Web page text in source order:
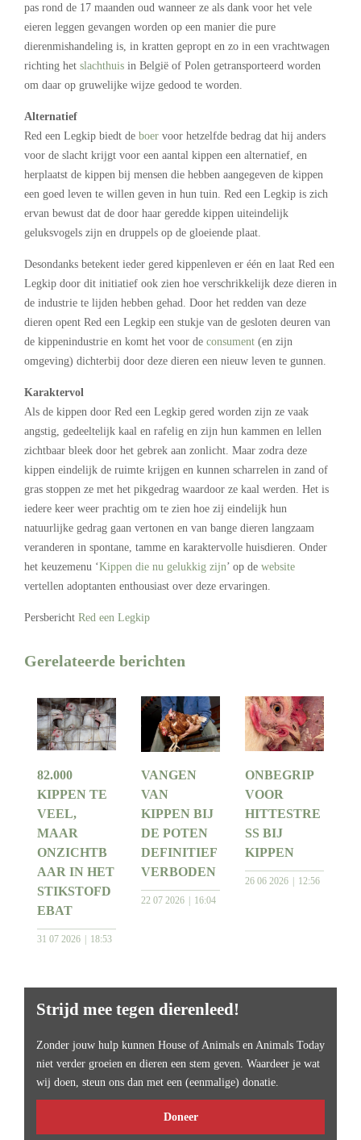
pas rond de 17 maanden oud wanneer ze als dank voor het vele
eieren leggen gevangen worden op een manier die pure
dierenmishandeling is, in kratten gepropt en zo in een vrachtwagen
richting het slachthuis in België of Polen getransporteerd worden
om daar op gruwelijke wijze gedood te worden.
Alternatief
Red een Legkip biedt de boer voor hetzelfde bedrag dat hij anders
voor de slacht krijgt voor een aantal kippen een alternatief, en
herplaatst de kippen bij mensen die hebben aangegeven de kippen
een goed leven te willen geven in hun tuin. Red een Legkip is zich
ervan bewust dat de door haar geredde kippen uiteindelijk
geluksvogels zijn en druppels op de gloeiende plaat.
Desondanks betekent ieder gered kippenleven er één en laat Red een
Legkip door dit initiatief ook zien hoe verschrikkelijk deze dieren in
de industrie te lijden hebben gehad. Door het redden van deze
dieren opent Red een Legkip een stukje van de gesloten deuren van
de kippenindustrie en komt het voor de consument (en zijn
omgeving) dichterbij door deze dieren een nieuw leven te gunnen.
Karaktervol
Als de kippen door Red een Legkip gered worden zijn ze vaak
angstig, gedeeltelijk kaal en rafelig en zijn hun kammen en lellen
zichtbaar bleek door het gebrek aan zonlicht. Maar zodra deze
kippen eindelijk de ruimte krijgen en kunnen scharrelen in zand of
gras stoppen ze met het pikgedrag waardoor ze kaal werden. Het is
iedere keer weer prachtig om te zien hoe zij eindelijk hun
natuurlijke gedrag gaan vertonen en van bange dieren langzaam
veranderen in spontane, tamme en karaktervolle huisdieren. Onder
het keuzemenu ‘Kippen die nu gelukkig zijn’ op de website
vertellen adoptanten enthousiast over deze ervaringen.
Persbericht Red een Legkip
Gerelateerde berichten
82.000
KIPPEN TE
VEEL,
MAAR
ONZICHTB
AAR IN HET
STIKSTOFD
EBAT
31 07 2026 18:53
VANGEN
VAN
KIPPEN BIJ
DE POTEN
DEFINITIEF
VERBODEN
22 07 2026 16:04
ONBEGRIP
VOOR
HITTESTRE
SS BIJ
KIPPEN
26 06 2026 12:56
Strijd mee tegen dierenleed!
Zonder jouw hulp kunnen House of Animals en Animals Today
niet verder groeien en dieren een stem geven. Waardeer je wat
wij doen, steun ons dan met een (eenmalige) donatie.
Doneer